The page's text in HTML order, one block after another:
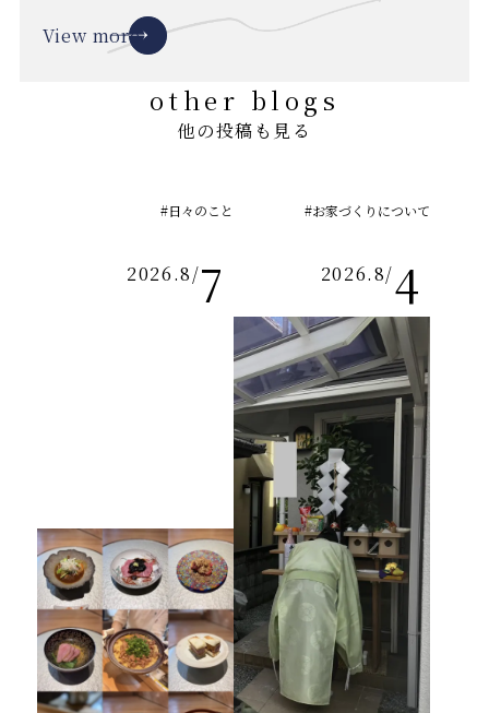
View more
other blogs
他の投稿も見る
2026.8/7
#日々のこと
2026.8/4
#お家づくりについて